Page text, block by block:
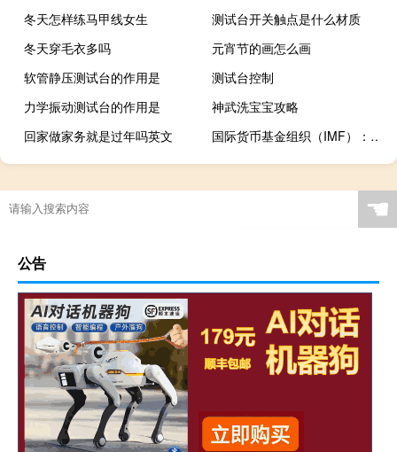
冬天怎样练马甲线女生
测试台开关触点是什么材质
冬天穿毛衣多吗
元宵节的画怎么画
软管静压测试台的作用是
测试台控制
力学振动测试台的作用是
神武洗宝宝攻略
回家做家务就是过年吗英文
国际货币基金组织（IMF）：预计2023年全球经济增速为3%2024年为2.9%
☚
公告